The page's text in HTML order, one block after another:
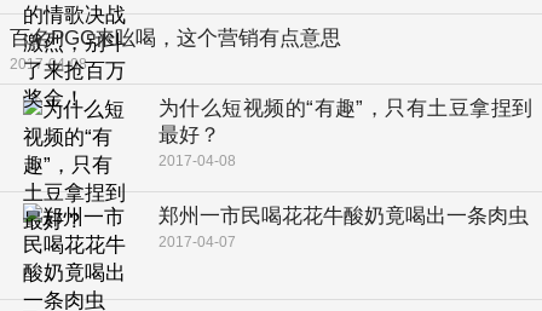
百名PGC来吆喝，这个营销有点意思
2017-04-08
为什么短视频的“有趣”，只有土豆拿捏到
最好？
2017-04-08
郑州一市民喝花花牛酸奶竟喝出一条肉虫
2017-04-07